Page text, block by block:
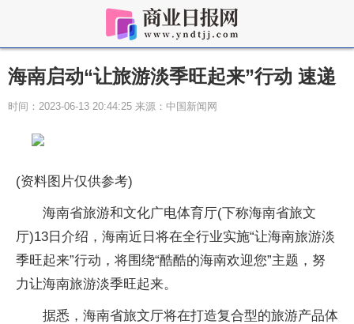
海南启动“让旅游淡季旺起来”行动 速递
时间：2023-06-13 20:44:25 来源：中国新闻网
(资料图片仅供参考)
海南省旅游和文化广电体育厅(下称海南省旅文
厅)13日介绍，海南近日将在全行业实施“让海南旅游淡
季旺起来”行动，将围绕“酷酷的海南欢迎您”主题，努
力让海南旅游淡季旺起来。
据悉，海南省旅文厅将在打造复合型的旅游产品体